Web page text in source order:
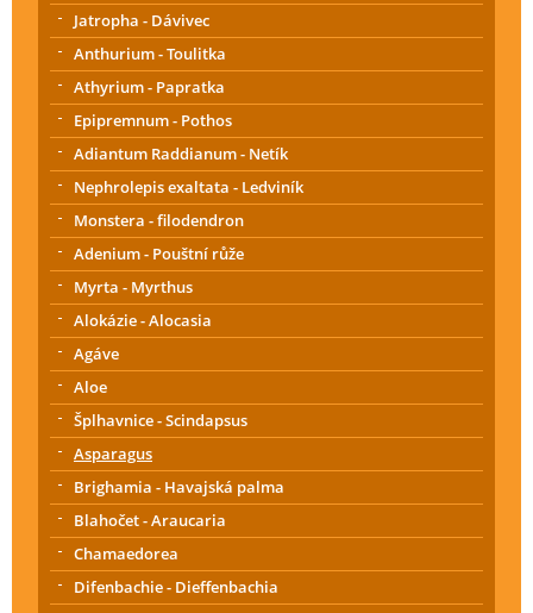
Jatropha - Dávivec
Anthurium - Toulitka
Athyrium - Papratka
Epipremnum - Pothos
Adiantum Raddianum - Netík
Nephrolepis exaltata - Ledviník
Monstera - filodendron
Adenium - Pouštní růže
Myrta - Myrthus
Alokázie - Alocasia
Agáve
Aloe
Šplhavnice - Scindapsus
Asparagus
Brighamia - Havajská palma
Blahočet - Araucaria
Chamaedorea
Difenbachie - Dieffenbachia